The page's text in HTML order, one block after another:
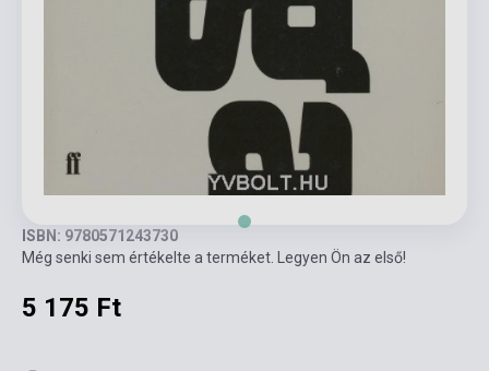
ISBN: 9780571243730
Még senki sem értékelte a terméket. Legyen Ön az első!
5 175 Ft